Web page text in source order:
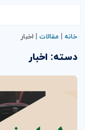
خانه مقالات اخبار
دسته: اخبار